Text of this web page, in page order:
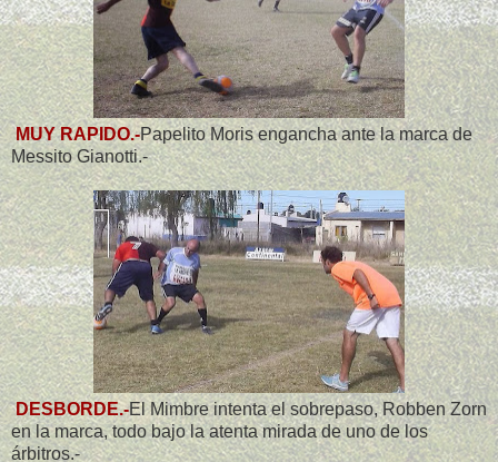
MUY RAPIDO.-Papelito Moris engancha ante la marca de
Messito Gianotti.-
DESBORDE.-El Mimbre intenta el sobrepaso, Robben Zorn
en la marca, todo bajo la atenta mirada de uno de los
árbitros.-